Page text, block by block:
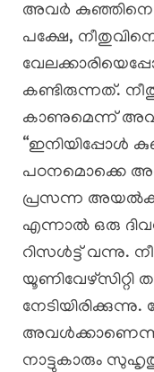
അവർ കുഞ്ഞിനെ
പക്ഷേ,
കണ്ടിരുന്നത്.
കാണുമെന്ന് അവർ
“ഇനിയിപ്പോൾ
പഠനമൊക്കെ
പ്രസന്ന
എന്നാൽ ഒരു
റിസൾട്ട് വന്നു.
യൂണിവേഴ്സിറ്റി
നാട്ടുകാരും